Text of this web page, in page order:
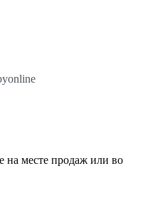
месте продаж или во